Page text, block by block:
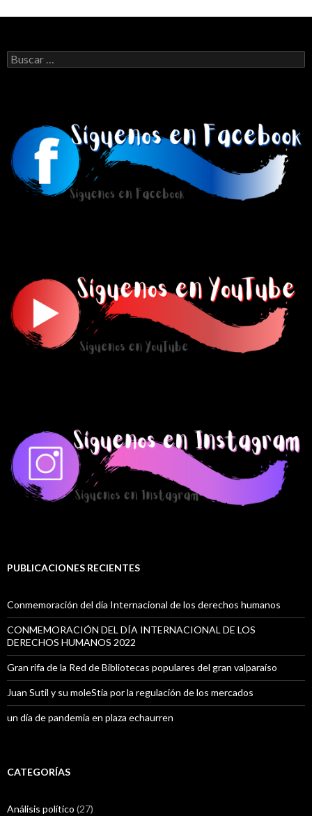
Buscar:
PUBLICACIONES RECIENTES
Conmemoración del día Internacional de los derechos humanos
CONMEMORACIÓN DEL DÍA INTERNACIONAL DE LOS
DERECHOS HUMANOS 2022
Gran rifa de la Red de Bibliotecas populares del gran valparaíso
Juan Sutil y su moleStia por la regulación de los mercados
un día de pandemia en plaza echaurren
CATEGORÍAS
Análisis político (27)